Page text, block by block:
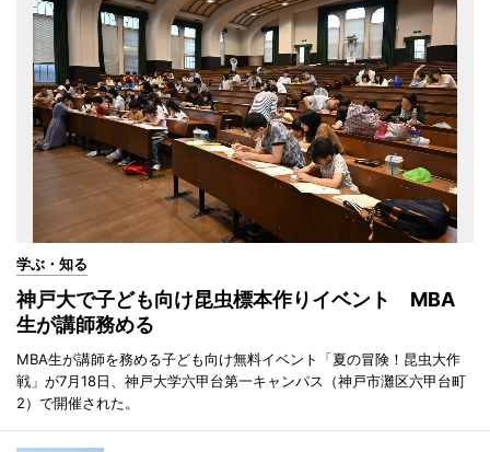
学ぶ・知る
神戸大で子ども向け昆虫標本作りイベント MBA
生が講師務める
MBA生が講師を務める子ども向け無料イベント「夏の冒険！昆虫大作
戦」が7月18日、神戸大学六甲台第一キャンパス（神戸市灘区六甲台町
2）で開催された。